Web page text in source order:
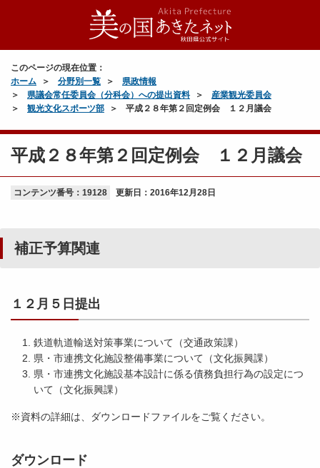
このページの現在位置：
ホーム
分野別一覧
県政情報
県議会常任委員会（分科会）への提出資料
産業観光委員会
観光文化スポーツ部
平成２８年第２回定例会 １２月議会
平成２８年第２回定例会 １２月議会
コンテンツ番号：19128 更新日： 2016年12月28日
補正予算関連
１２月５日提出
鉄道軌道輸送対策事業について（交通政策課）
県・市連携文化施設整備事業について（文化振興課）
県・市連携文化施設基本設計に係る債務負担行為の設定につ
いて（文化振興課）
※資料の詳細は、ダウンロードファイルをご覧ください。
ダウンロード